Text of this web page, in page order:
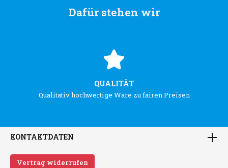
Dafür stehen wir
QUALITÄT
Qualitativ hochwertige Ware zu fairen Preisen
KONTAKTDATEN
Vertrag widerrufen